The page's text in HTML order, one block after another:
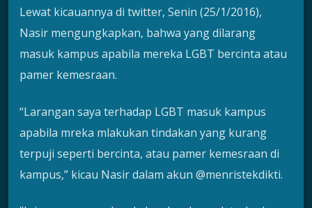
Lewat kicauannya di twitter, Senin (25/1/2016),
Nasir mengungkapkan, bahwa yang dilarang
masuk kampus apabila mereka LGBT bercinta atau
pamer kemesraan.
“Larangan saya terhadap LGBT masuk kampus
apabila mreka mlakukan tindakan yang kurang
terpuji seperti bercinta, atau pamer kemesraan di
kampus,” kicau Nasir dalam akun @menristekdikti.